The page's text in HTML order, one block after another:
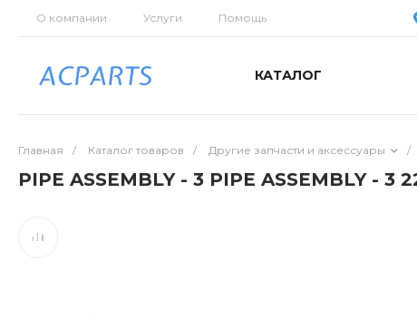
О компании Услуги Помощь
КАТАЛОГ
Главная / Каталог товаров / Другие запчасти и аксессуары /
PIPE ASSEMBLY - 3 PIPE ASSEMBLY - 3